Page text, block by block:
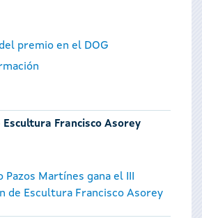
premio en el DOG
Francisco Asorey
Pazos Martínes gana el III
de Escultura Francisco Asorey